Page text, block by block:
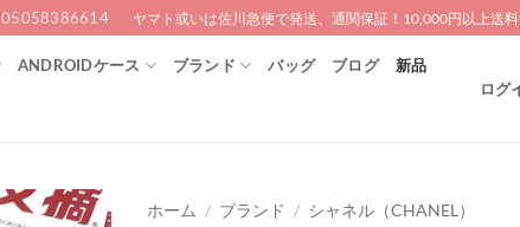
05058386614 ヤマト或いは佐川急便で発送、通関保証！10,000円以上送料
ANDROIDケース ブランド バッグ ブログ 新品
ログ
ホーム / ブランド / シャネル（CHANEL）